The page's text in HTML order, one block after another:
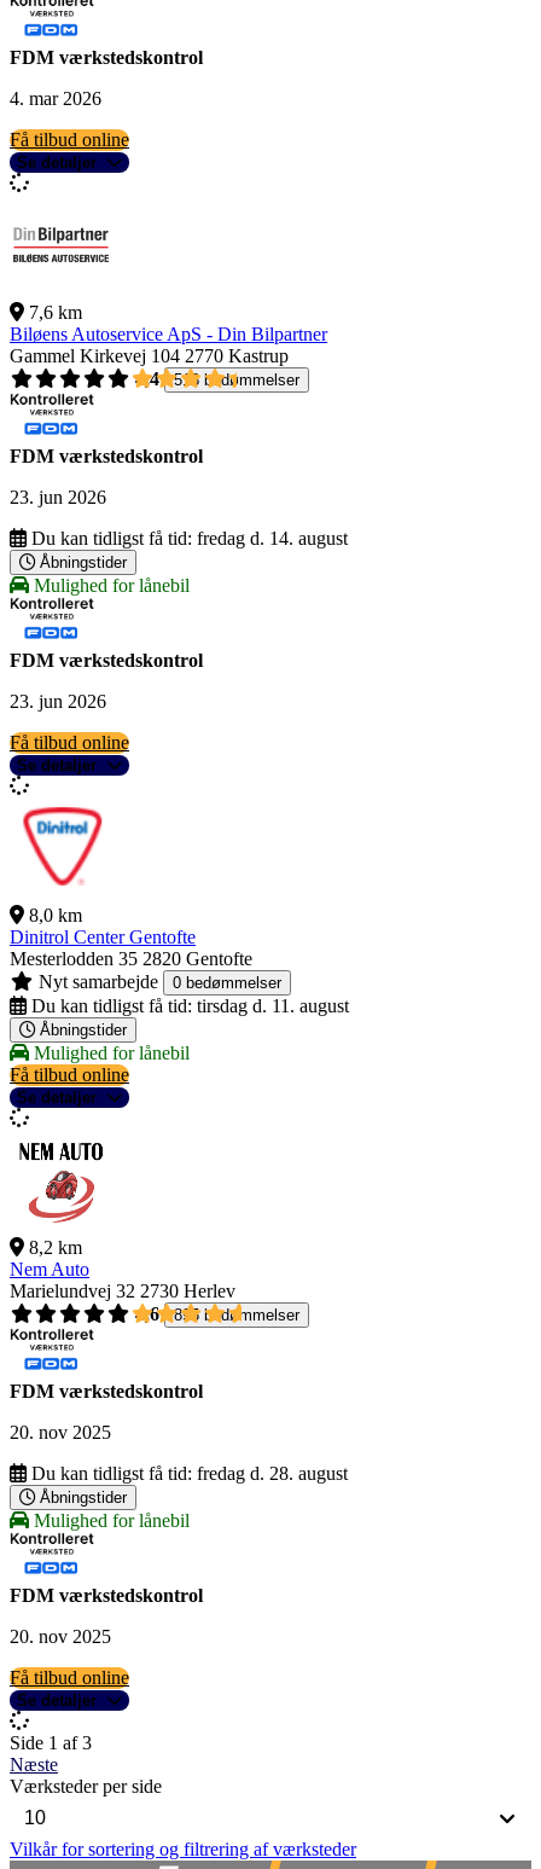
FDM værkstedskontrol
4. mar 2026
Få tilbud online
Se detaljer
7,6 km
Biløens Autoservice ApS - Din Bilpartner
Gammel Kirkevej 104 2770 Kastrup
4,4
518 bedømmelser
FDM værkstedskontrol
23. jun 2026
Du kan tidligst få tid: fredag d. 14. august
Åbningstider
Mulighed for lånebil
FDM værkstedskontrol
23. jun 2026
Få tilbud online
Se detaljer
8,0 km
Dinitrol Center Gentofte
Mesterlodden 35 2820 Gentofte
Nyt samarbejde
0 bedømmelser
Du kan tidligst få tid: tirsdag d. 11. august
Åbningstider
Mulighed for lånebil
Få tilbud online
Se detaljer
8,2 km
Nem Auto
Marielundvej 32 2730 Herlev
4,6
895 bedømmelser
FDM værkstedskontrol
20. nov 2025
Du kan tidligst få tid: fredag d. 28. august
Åbningstider
Mulighed for lånebil
FDM værkstedskontrol
20. nov 2025
Få tilbud online
Se detaljer
Side 1 af 3
Næste
Værksteder per side
Vilkår for sortering og filtrering af værksteder